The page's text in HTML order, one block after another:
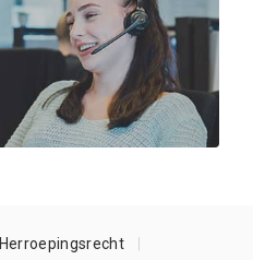
Herroepingsrecht